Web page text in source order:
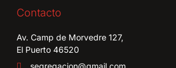
Contacto
Av. Camp de Morvedre 127,
El Puerto 46520
segregacion@gmail.com